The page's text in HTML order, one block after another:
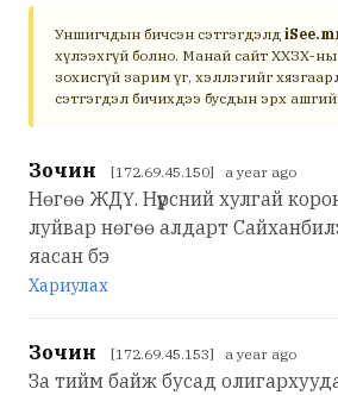
Уншигчдын бичсэн сэтгэгдэлд
хүлээхгүй болно. Манай сайт ХХЗХ-
зохисгүй зарим үг, хэллэгийг
сэтгэгдэл бичихдээ бусдын эрх
Зочин [172.69.45.150] a year ago
Нөгөө ЖДҮ. Нүүрсний хулгай
луйвар нөгөө алдарт
яасан бэ
Хариулах
Зочин [172.69.45.153] a year ago
За тийм байж бусад